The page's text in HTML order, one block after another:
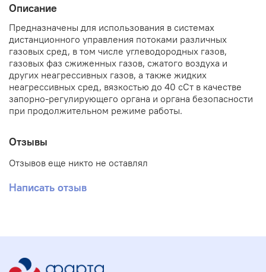
Описание
Предназначены для использования в системах
дистанционного управления потоками различных
газовых сред, в том числе углеводородных газов,
газовых фаз сжиженных газов, сжатого воздуха и
других неагрессивных газов, а также жидких
неагрессивных сред, вязкостью до 40 сСт в качестве
запорно-регулирующего органа и органа безопасности
при продолжительном режиме работы.
Отзывы
Отзывов еще никто не оставлял
Написать отзыв